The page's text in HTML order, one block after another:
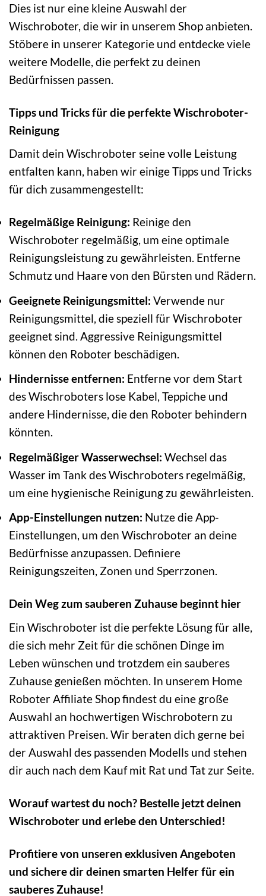
Dies ist nur eine kleine Auswahl der
Wischroboter, die wir in unserem Shop anbieten.
Stöbere in unserer Kategorie und entdecke viele
weitere Modelle, die perfekt zu deinen
Bedürfnissen passen.
Tipps und Tricks für die perfekte Wischroboter-
Reinigung
Damit dein Wischroboter seine volle Leistung
entfalten kann, haben wir einige Tipps und Tricks
für dich zusammengestellt:
Regelmäßige Reinigung: Reinige den
Wischroboter regelmäßig, um eine optimale
Reinigungsleistung zu gewährleisten. Entferne
Schmutz und Haare von den Bürsten und Rädern.
Geeignete Reinigungsmittel: Verwende nur
Reinigungsmittel, die speziell für Wischroboter
geeignet sind. Aggressive Reinigungsmittel
können den Roboter beschädigen.
Hindernisse entfernen: Entferne vor dem Start
des Wischroboters lose Kabel, Teppiche und
andere Hindernisse, die den Roboter behindern
könnten.
Regelmäßiger Wasserwechsel: Wechsel das
Wasser im Tank des Wischroboters regelmäßig,
um eine hygienische Reinigung zu gewährleisten.
App-Einstellungen nutzen: Nutze die App-
Einstellungen, um den Wischroboter an deine
Bedürfnisse anzupassen. Definiere
Reinigungszeiten, Zonen und Sperrzonen.
Dein Weg zum sauberen Zuhause beginnt hier
Ein Wischroboter ist die perfekte Lösung für alle,
die sich mehr Zeit für die schönen Dinge im
Leben wünschen und trotzdem ein sauberes
Zuhause genießen möchten. In unserem Home
Roboter Affiliate Shop findest du eine große
Auswahl an hochwertigen Wischrobotern zu
attraktiven Preisen. Wir beraten dich gerne bei
der Auswahl des passenden Modells und stehen
dir auch nach dem Kauf mit Rat und Tat zur Seite.
Worauf wartest du noch? Bestelle jetzt deinen
Wischroboter und erlebe den Unterschied!
Profitiere von unseren exklusiven Angeboten
und sichere dir deinen smarten Helfer für ein
sauberes Zuhause!